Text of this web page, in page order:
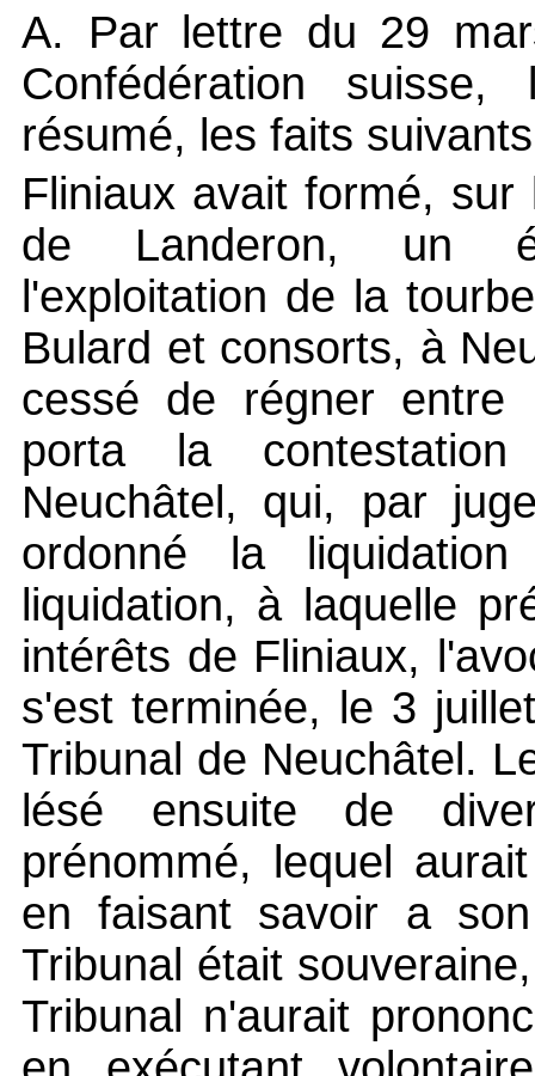
A. Par lettre du 29
Confédération
résumé, les faits
Fliniaux avait formé,
de Landeron, un
l'exploitation de la
Bulard et consorts, à
cessé de régner entre
porta la
Neuchâtel, qui, par
ordonné la
liquidation, à laquelle
intérêts de Fliniaux,
s'est terminée, le 3
Tribunal de Neuchâtel.
lésé ensuite de
prénommé, lequel
en faisant savoir a
Tribunal était
Tribunal n'aurait